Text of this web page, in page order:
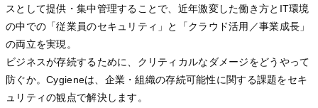
スとして提供・集中管理することで、近年激変した働き方とIT環境
の中での「従業員のセキュリティ」と「クラウド活用／事業成長」
の両立を実現。
ビジネスが存続するために、クリティカルなダメージをどうやって
防ぐか。Cygieneは、企業・組織の存続可能性に関する課題をセキ
ュリティの観点で解決します。